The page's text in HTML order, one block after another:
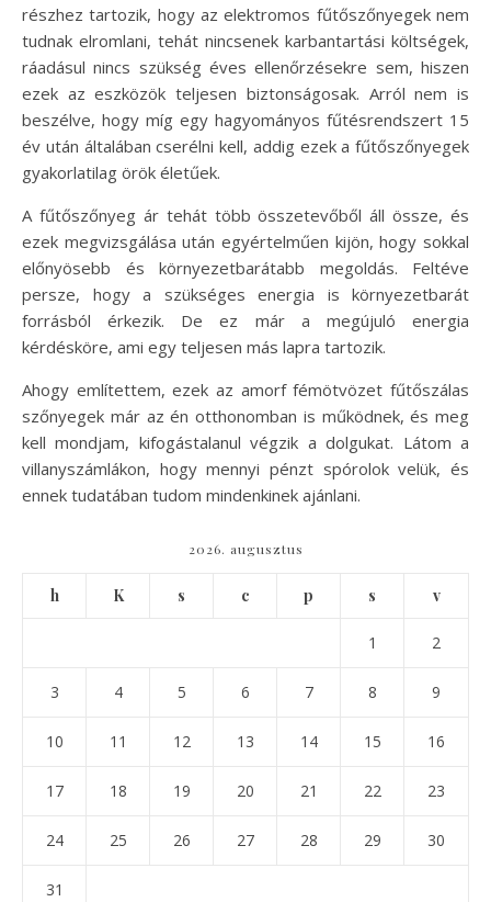
részhez tartozik, hogy az elektromos fűtőszőnyegek nem
tudnak elromlani, tehát nincsenek karbantartási költségek,
ráadásul nincs szükség éves ellenőrzésekre sem, hiszen
ezek az eszközök teljesen biztonságosak. Arról nem is
beszélve, hogy míg egy hagyományos fűtésrendszert 15
év után általában cserélni kell, addig ezek a fűtőszőnyegek
gyakorlatilag örök életűek.
A fűtőszőnyeg ár tehát több összetevőből áll össze, és
ezek megvizsgálása után egyértelműen kijön, hogy sokkal
előnyösebb és környezetbarátabb megoldás. Feltéve
persze, hogy a szükséges energia is környezetbarát
forrásból érkezik. De ez már a megújuló energia
kérdésköre, ami egy teljesen más lapra tartozik.
Ahogy említettem, ezek az amorf fémötvözet fűtőszálas
szőnyegek már az én otthonomban is működnek, és meg
kell mondjam, kifogástalanul végzik a dolgukat. Látom a
villanyszámlákon, hogy mennyi pénzt spórolok velük, és
ennek tudatában tudom mindenkinek ajánlani.
2026. augusztus
h K s c p s v
1 2
3 4 5 6 7 8 9
10 11 12 13 14 15 16
17 18 19 20 21 22 23
24 25 26 27 28 29 30
31